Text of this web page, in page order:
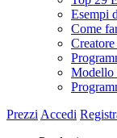
Esempi
Come
Modello
Prezzi Accedi